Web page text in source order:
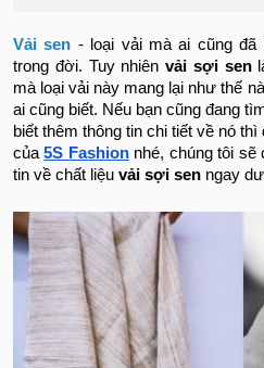
Vải sen - loại vải mà ai cũng
trong đời. Tuy nhiên vải sợi sen
mà loại vải này mang lại như thế
ai cũng biết. Nếu bạn cũng đang
biết thêm thông tin chi tiết về nó
của5S Fashionnhé, chúng tôi sẽ
tin về chất liệu vải sợi sen ngay